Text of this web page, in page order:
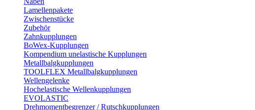
Lamellenpakete
Zwischenstücke
Zubehör
Zahnkupplungen
BoWex-Kupplungen
Kompendium unelastische Kupplungen
Metallbalgkupplungen
TOOLFLEX Metallbalgkupplungen
Wellengelenke
Hochelastische Wellenkupplungen
EVOLASTIC
Drehmomentbegrenzer / Rutschkupplungen